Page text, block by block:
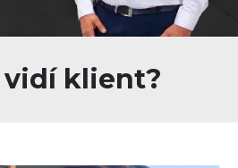
vidí klient?